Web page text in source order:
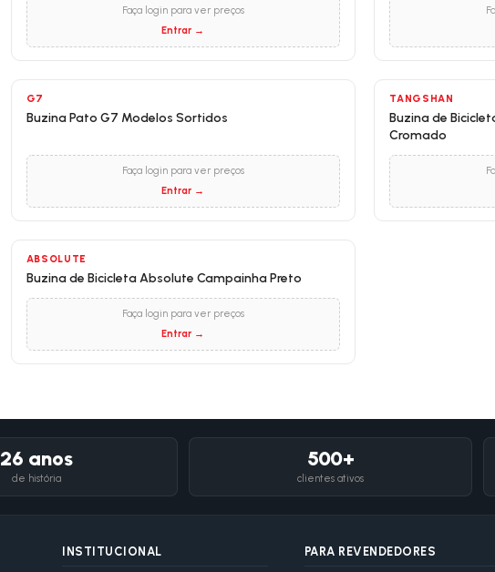
Faça login para ver preços
Entrar →
G7
Buzina Pato G7 Modelos Sortidos
Faça login para ver preços
Entrar →
TANGSHAN
Buzina de
Cromado
ABSOLUTE
Buzina de Bicicleta Absolute Campainha Preto
Faça login para ver preços
Entrar →
26 anos
de história
500+
clientes ativos
INSTITUCIONAL PARA REVENDEDORES